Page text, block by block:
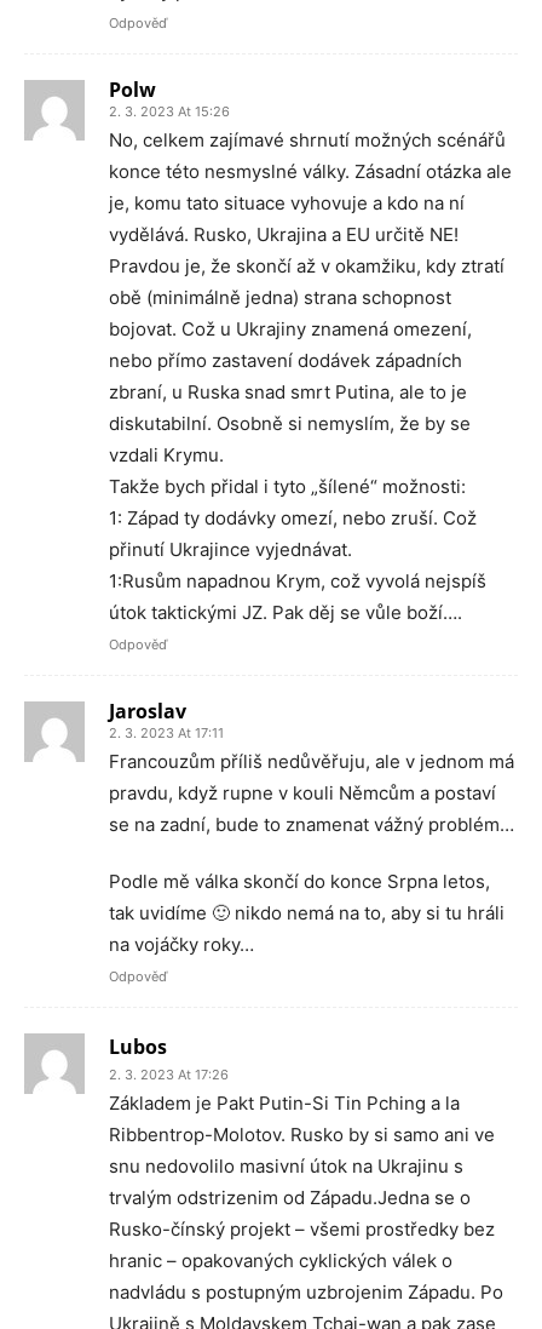
Odpověď
Polw
2. 3. 2023 At 15:26
No, celkem zajímavé shrnutí možných scénářů
konce této nesmyslné války. Zásadní otázka ale
je, komu tato situace vyhovuje a kdo na ní
vydělává. Rusko, Ukrajina a EU určitě NE!
Pravdou je, že skončí až v okamžiku, kdy ztratí
obě (minimálně jedna) strana schopnost
bojovat. Což u Ukrajiny znamená omezení,
nebo přímo zastavení dodávek západních
zbraní, u Ruska snad smrt Putina, ale to je
diskutabilní. Osobně si nemyslím, že by se
vzdali Krymu.
Takže bych přidal i tyto „šílené“ možnosti:
1: Západ ty dodávky omezí, nebo zruší. Což
přinutí Ukrajince vyjednávat.
1:Rusům napadnou Krym, což vyvolá nejspíš
útok taktickými JZ. Pak děj se vůle boží….
Odpověď
Jaroslav
2. 3. 2023 At 17:11
Francouzům příliš nedůvěřuju, ale v jednom má
pravdu, když rupne v kouli Němcům a postaví
se na zadní, bude to znamenat vážný problém…
Podle mě válka skončí do konce Srpna letos,
tak uvidíme 🙂 nikdo nemá na to, aby si tu hráli
na vojáčky roky…
Odpověď
Lubos
2. 3. 2023 At 17:26
Základem je Pakt Putin-Si Tin Pching a la
Ribbentrop-Molotov. Rusko by si samo ani ve
snu nedovolilo masivní útok na Ukrajinu s
trvalým odstrizenim od Západu.Jedna se o
Rusko-čínský projekt – všemi prostředky bez
hranic – opakovaných cyklických válek o
nadvládu s postupným uzbrojenim Západu. Po
Ukrajině s Moldavskem Tchaj-wan a pak zase